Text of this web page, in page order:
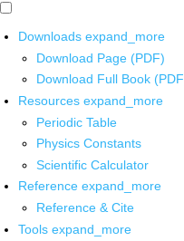
Downloads expand_more
Download Page (PDF)
Download Full Book
Resources expand_more
Periodic Table
Physics Constants
Scientific Calculator
Reference expand_more
Reference & Cite
Tools expand_more